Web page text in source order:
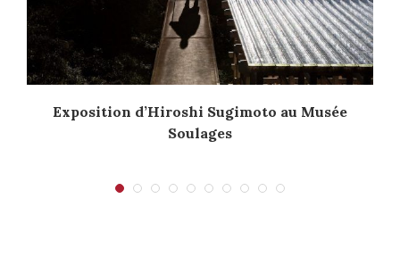
Exposition d’Hiroshi Sugimoto au Musée
Soulages